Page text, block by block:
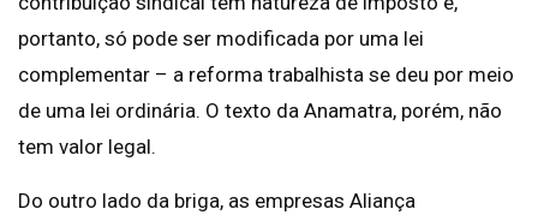
portanto, só pode ser modificada por uma lei
complementar – a reforma trabalhista se deu por meio
de uma lei ordinária. O texto da Anamatra, porém, não
tem valor legal.
Do outro lado da briga, as empresas Aliança